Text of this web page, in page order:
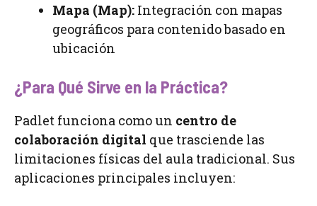
Mapa (Map): Integración con mapas
geográficos para contenido basado en
ubicación
¿Para Qué Sirve en la Práctica?
Padlet funciona como un centro de
colaboración digital que trasciende las
limitaciones físicas del aula tradicional. Sus
aplicaciones principales incluyen: